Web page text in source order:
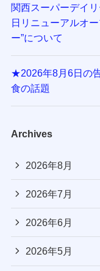
関西スーパーデイ
日リニューアルオ
ー”について
★2026年8月6日の
食の話題
Archives
2026年8月
2026年7月
2026年6月
2026年5月